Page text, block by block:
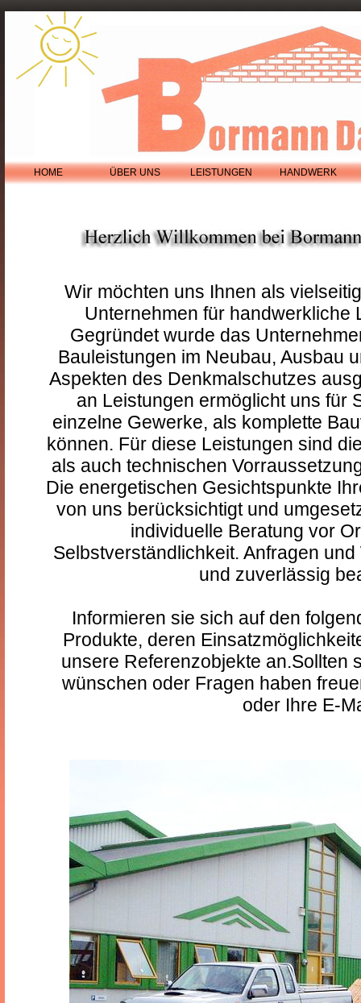
HOME ÜBER UNS LEISTUNGEN HANDWERK
Wir möchten uns Ihnen als
Unternehmen für handwerkliche
Gegründet wurde das
Bauleistungen im Neubau, Ausbau
Aspekten des Denkmalschutzes
an Leistungen ermöglicht uns für
einzelne Gewerke, als komplette
können. Für diese Leistungen sind
als auch technischen
Die energetischen Gesichtspunkte
von uns berücksichtigt und
individuelle Beratung vor
Selbstverständlichkeit. Anfragen
und zuverlässig
Informieren sie sich auf den
Produkte, deren
unsere Referenzobjekte an.Sollten
wünschen oder Fragen haben
oder Ihre E-